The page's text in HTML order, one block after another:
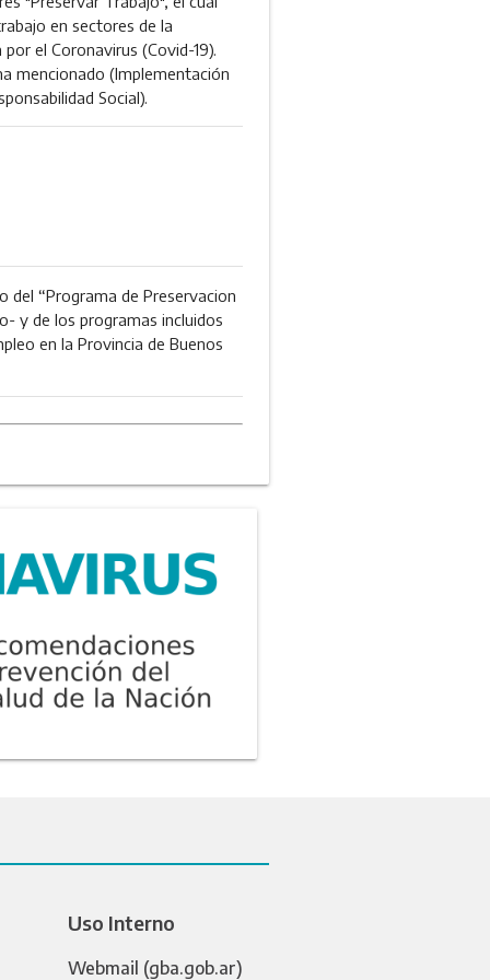
en sectores de la
el Coronavirus (Covid-19).
mencionado (Implementación
Social).
del “Programa de Preservacion
y de los programas incluidos
en la Provincia de Buenos
Uso Interno
Webmail (gba.gob.ar)